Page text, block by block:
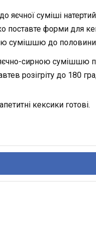
яєчної суміші
поставте форми для
сумішшю до
сирною сумішшю
розігріту до 180
кексики готові.